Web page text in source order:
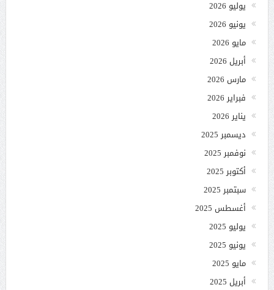
يوليو 2026
يونيو 2026
مايو 2026
أبريل 2026
مارس 2026
فبراير 2026
يناير 2026
ديسمبر 2025
نوفمبر 2025
أكتوبر 2025
سبتمبر 2025
أغسطس 2025
يوليو 2025
يونيو 2025
مايو 2025
أبريل 2025